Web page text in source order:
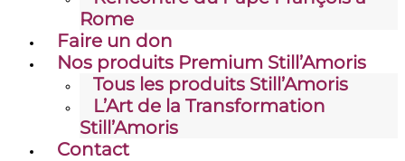
Rome
Faire un don
Nos produits Premium Still’Amoris
Tous les produits Still’Amoris
L’Art de la Transformation
Still’Amoris
Contact